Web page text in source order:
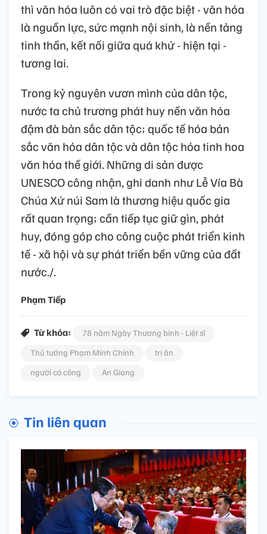
thì văn hóa luôn có vai trò đặc biệt - văn hóa
là nguồn lực, sức mạnh nội sinh, là nền tảng
tinh thần, kết nối giữa quá khứ - hiện tại -
tương lai.
Trong kỷ nguyên vươn mình của dân tộc,
nước ta chủ trương phát huy nền văn hóa
đậm đà bản sắc dân tộc; quốc tế hóa bản
sắc văn hóa dân tộc và dân tộc hóa tinh hoa
văn hóa thế giới. Những di sản được
UNESCO công nhận, ghi danh như Lễ Vía Bà
Chúa Xứ núi Sam là thương hiệu quốc gia
rất quan trọng; cần tiếp tục giữ gìn, phát
huy, đóng góp cho công cuộc phát triển kinh
tế - xã hội và sự phát triển bền vững của đất
nước./.
Phạm Tiếp
Từ khóa:
78 năm Ngày Thương binh - Liệt sĩ
Thủ tướng Phạm Minh Chính
tri ân
người có công
An Giang
Tin liên quan